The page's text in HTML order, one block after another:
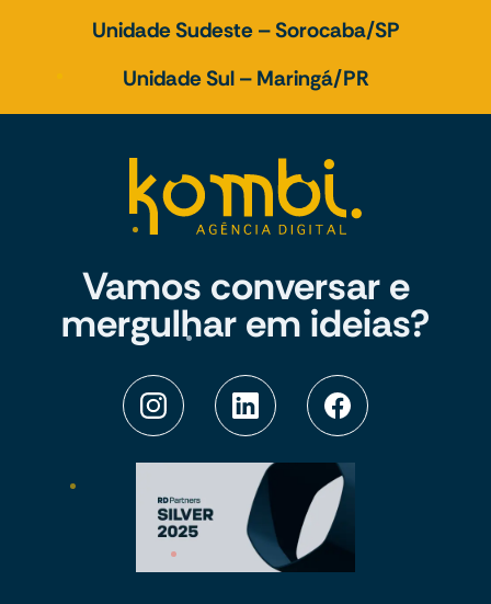
Unidade Sudeste – Sorocaba/SP
Unidade Sul – Maringá/PR
Vamos conversar e
mergulhar em ideias?